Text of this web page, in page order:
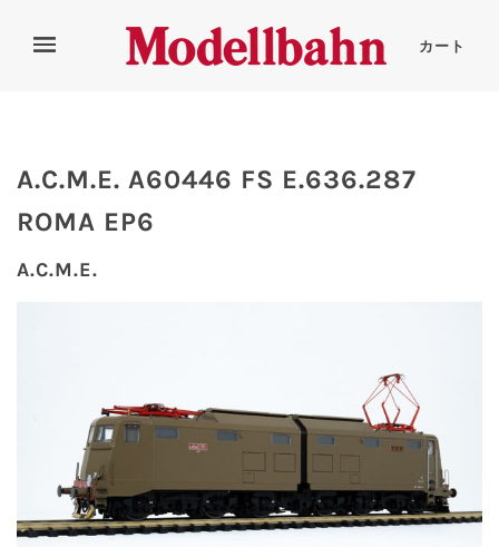
カート
A.C.M.E. A60446 FS E.636.287
ROMA EP6
A.C.M.E.